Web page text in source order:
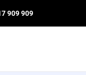
909 909